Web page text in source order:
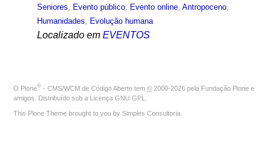
Seniores, Evento público, Evento online, Antropoceno,
Humanidades, Evolução humana
Localizado em EVENTOS
O Plone® - CMS/WCM de Código Aberto tem © 2000-2026 pela Fundação Plone e
amigos. Distribuído sob a Licença GNU GPL
This Plone Theme brought to you by Simples Consultoria